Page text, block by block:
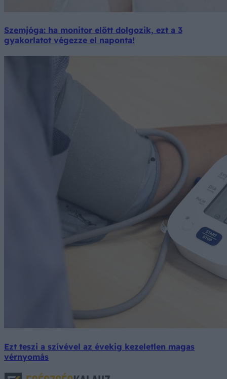
Szemjóga: ha monitor előtt dolgozik, ezt a 3
gyakorlatot végezze el naponta!
Ezt teszi a szívével az évekig kezeletlen magas
vérnyomás